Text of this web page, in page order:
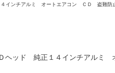
４インチアルミ オートエアコン ＣＤ 盗難防
ヘッド 純正１４インチアル